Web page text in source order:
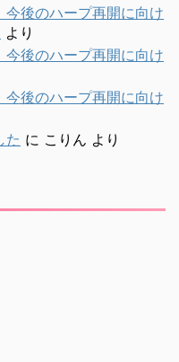
後のハープ再開に向け
より
後のハープ再開に向け
後のハープ再開に向け
た に こりん より